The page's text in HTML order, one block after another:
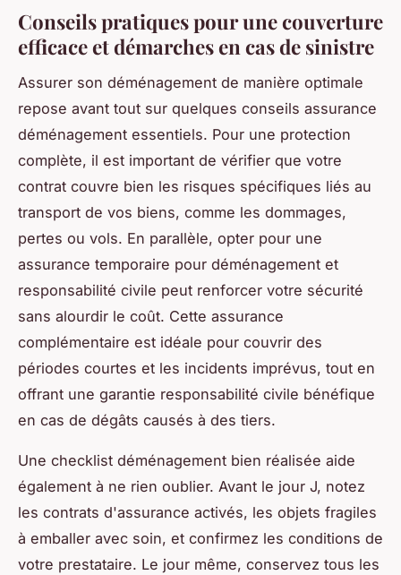
Conseils pratiques pour une couverture
efficace et démarches en cas de sinistre
Assurer son déménagement de manière optimale
repose avant tout sur quelques conseils assurance
déménagement essentiels. Pour une protection
complète, il est important de vérifier que votre
contrat couvre bien les risques spécifiques liés au
transport de vos biens, comme les dommages,
pertes ou vols. En parallèle, opter pour une
assurance temporaire pour déménagement et
responsabilité civile peut renforcer votre sécurité
sans alourdir le coût. Cette assurance
complémentaire est idéale pour couvrir des
périodes courtes et les incidents imprévus, tout en
offrant une garantie responsabilité civile bénéfique
en cas de dégâts causés à des tiers.
Une checklist déménagement bien réalisée aide
également à ne rien oublier. Avant le jour J, notez
les contrats d'assurance activés, les objets fragiles
à emballer avec soin, et confirmez les conditions de
votre prestataire. Le jour même, conservez tous les